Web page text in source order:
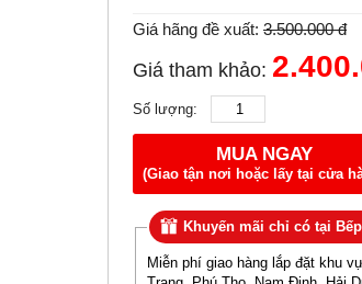
Giá hãng đề xuất: 3.500.000 đ
Giá tham khảo:
Số lượng:
MUA NGAY
(Giao tận nơi hoặc lấy tại cửa
Khuyến mãi chỉ có tại
Miễn phí giao hàng lắp đặt khu